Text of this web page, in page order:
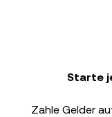
Starte
Zahle Gelder